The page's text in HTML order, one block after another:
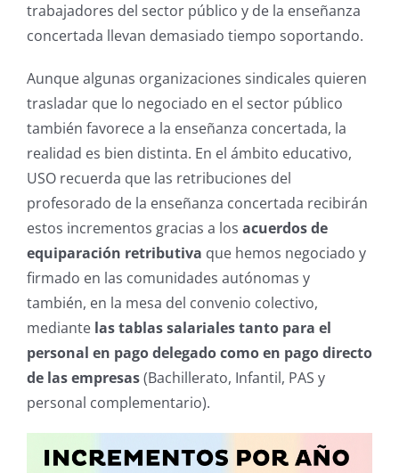
trabajadores del sector público y de la enseñanza
concertada llevan demasiado tiempo soportando.
Aunque algunas organizaciones sindicales quieren
trasladar que lo negociado en el sector público
también favorece a la enseñanza concertada, la
realidad es bien distinta. En el ámbito educativo,
USO recuerda que las retribuciones del
profesorado de la enseñanza concertada recibirán
estos incrementos gracias a los acuerdos de
equiparación retributiva que hemos negociado y
firmado en las comunidades autónomas y
también, en la mesa del convenio colectivo,
mediante las tablas salariales tanto para el
personal en pago delegado como en pago directo
de las empresas(Bachillerato, Infantil, PAS y
personal complementario).